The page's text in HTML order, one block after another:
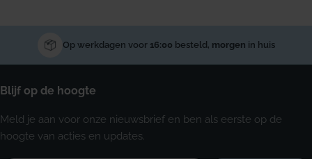
Op werkdagen voor 16:00 besteld, morgen in huis
Blijf op de hoogte
Meld je aan voor onze nieuwsbrief en ben als eerste op de
hoogte van acties en updates.